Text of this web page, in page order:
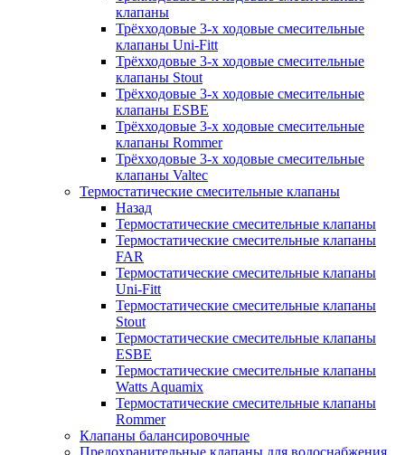
клапаны
Трёхходовые 3-х ходовые смесительные
клапаны Uni-Fitt
Трёхходовые 3-х ходовые смесительные
клапаны Stout
Трёхходовые 3-х ходовые смесительные
клапаны ESBE
Трёхходовые 3-х ходовые смесительные
клапаны Rommer
Трёхходовые 3-х ходовые смесительные
клапаны Valtec
Термостатические смесительные клапаны
Назад
Термостатические смесительные клапаны
Термостатические смесительные клапаны
FAR
Термостатические смесительные клапаны
Uni-Fitt
Термостатические смесительные клапаны
Stout
Термостатические смесительные клапаны
ESBE
Термостатические смесительные клапаны
Watts Aquamix
Термостатические смесительные клапаны
Rommer
Клапаны балансировочные
Предохранительные клапаны для водоснабжения